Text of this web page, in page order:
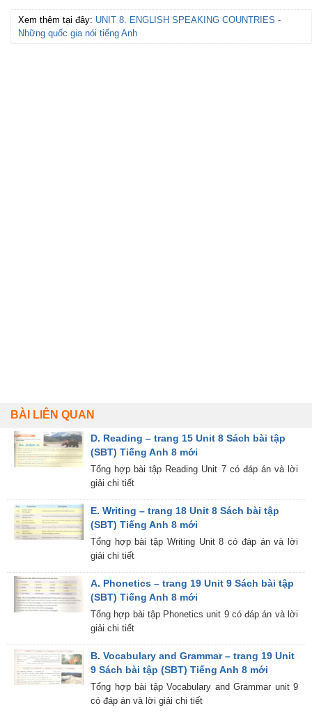
Xem thêm tại đây: UNIT 8. ENGLISH SPEAKING COUNTRIES -
Những quốc gia nói tiếng Anh
BÀI LIÊN QUAN
D. Reading – trang 15 Unit 8 Sách bài tập
(SBT) Tiếng Anh 8 mới
Tổng hợp bài tập Reading Unit 7 có đáp án và lời
giải chi tiết
E. Writing – trang 18 Unit 8 Sách bài tập
(SBT) Tiếng Anh 8 mới
Tổng hợp bài tập Writing Unit 8 có đáp án và lời
giải chi tiết
A. Phonetics – trang 19 Unit 9 Sách bài tập
(SBT) Tiếng Anh 8 mới
Tổng hợp bài tập Phonetics unit 9 có đáp án và lời
giải chi tiết
B. Vocabulary and Grammar – trang 19 Unit
9 Sách bài tập (SBT) Tiếng Anh 8 mới
Tổng hợp bài tập Vocabulary and Grammar unit 9
có đáp án và lời giải chi tiết